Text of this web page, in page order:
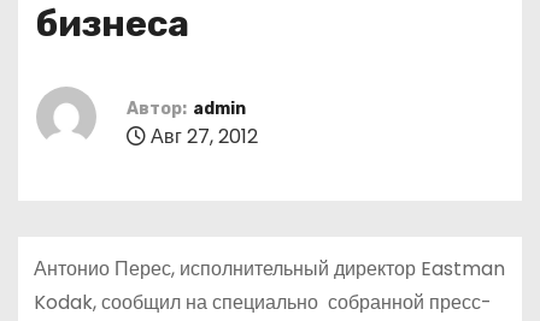
бизнеса
Автор: admin
Авг 27, 2012
Антонио Перес, исполнительный директор Eastman
Kodak, сообщил на специально собранной пресс-